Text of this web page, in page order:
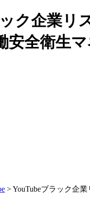
ク企業リ
安全衛生
>YouTubeブラック企